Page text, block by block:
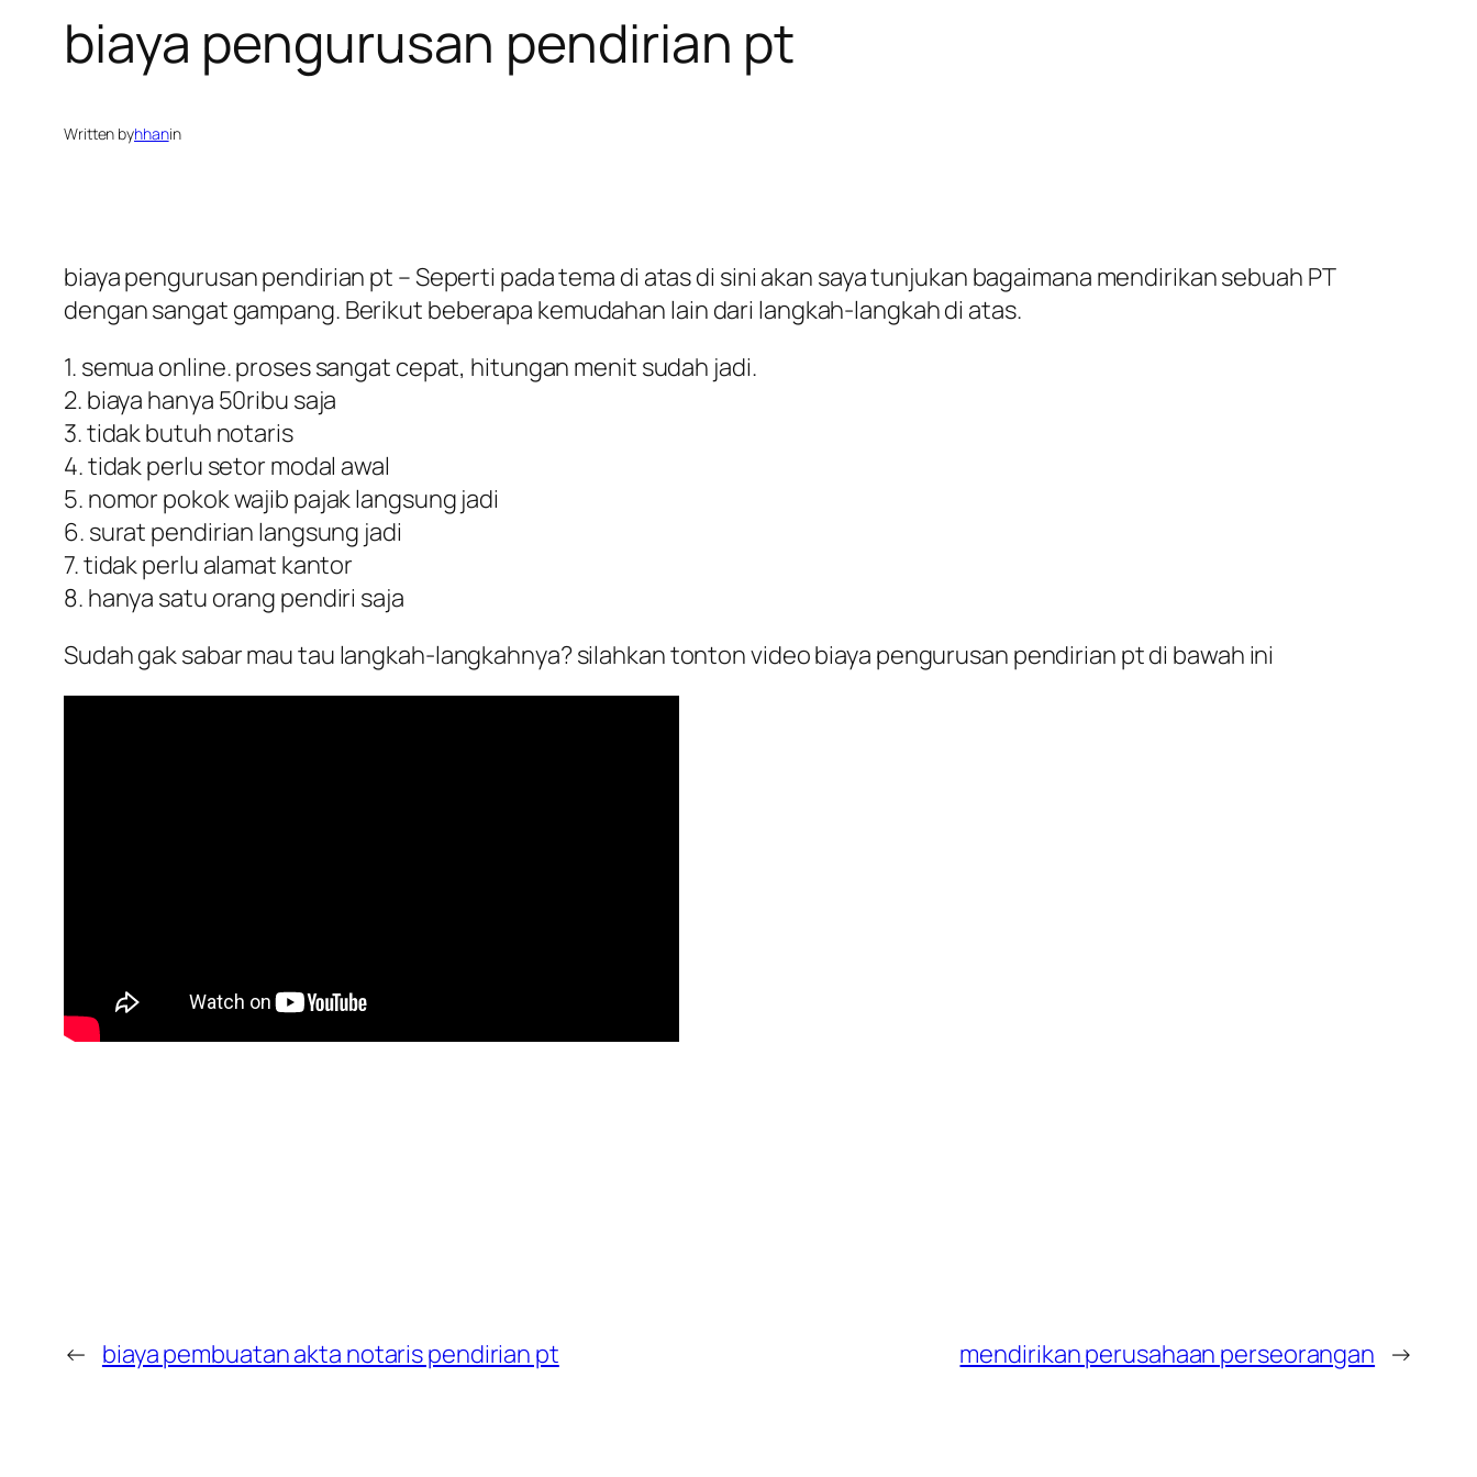
biaya pengurusan pendirian pt
Written byhhanin
biaya pengurusan pendirian pt – Seperti pada tema di atas di sini akan saya tunjukan bagaimana mendirikan sebuah PT
dengan sangat gampang. Berikut beberapa kemudahan lain dari langkah-langkah di atas.
1. semua online. proses sangat cepat, hitungan menit sudah jadi.
2. biaya hanya 50ribu saja
3. tidak butuh notaris
4. tidak perlu setor modal awal
5. nomor pokok wajib pajak langsung jadi
6. surat pendirian langsung jadi
7. tidak perlu alamat kantor
8. hanya satu orang pendiri saja
Sudah gak sabar mau tau langkah-langkahnya? silahkan tonton video biaya pengurusan pendirian pt di bawah ini
← biaya pembuatan akta notaris pendirian pt mendirikan perusahaan perseorangan →